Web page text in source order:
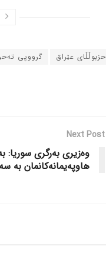
حزبوڵڵای عێراق گرووپی
Next Post
وەزیری بەرگری سوریا:
هاوپەیمانەکانمان بە